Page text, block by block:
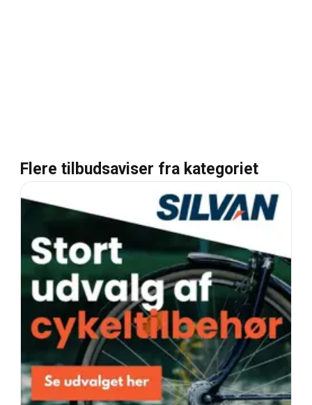
Flere tilbudsaviser fra kategoriet